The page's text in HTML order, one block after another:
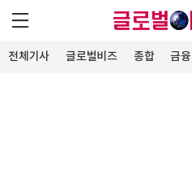
전체기사 글로벌비즈 종합 금융